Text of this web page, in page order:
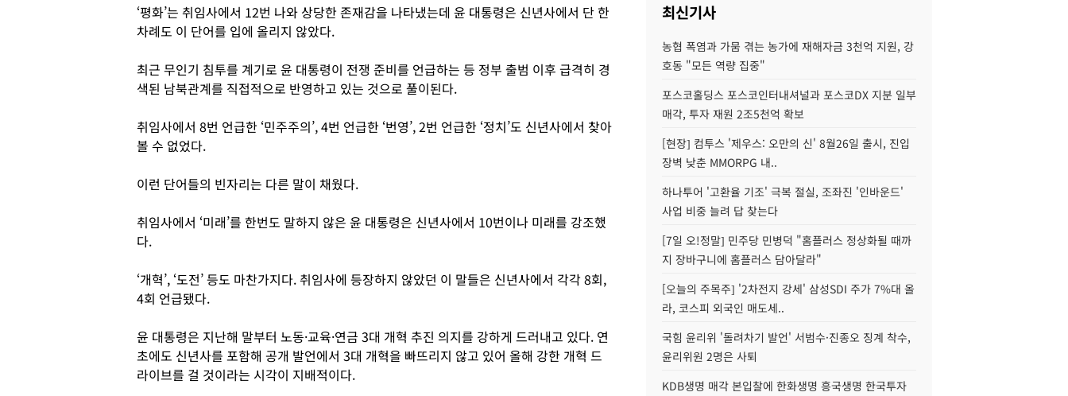
‘평화’는 취임사에서 12번 나와 상당한 존재감을 나타냈는데 윤 대통령은 신년사에서 단 한
차례도 이 단어를 입에 올리지 않았다.
최근 무인기 침투를 계기로 윤 대통령이 전쟁 준비를 언급하는 등 정부 출범 이후 급격히 경
색된 남북관계를 직접적으로 반영하고 있는 것으로 풀이된다.
취임사에서 8번 언급한 ‘민주주의’, 4번 언급한 ‘번영’, 2번 언급한 ‘정치’도 신년사에서 찾아
볼 수 없었다.
이런 단어들의 빈자리는 다른 말이 채웠다.
취임사에서 ‘미래’를 한번도 말하지 않은 윤 대통령은 신년사에서 10번이나 미래를 강조했
다.
‘개혁’, ‘도전’ 등도 마찬가지다. 취임사에 등장하지 않았던 이 말들은 신년사에서 각각 8회,
4회 언급됐다.
윤 대통령은 지난해 말부터 노동·교육·연금 3대 개혁 추진 의지를 강하게 드러내고 있다. 연
초에도 신년사를 포함해 공개 발언에서 3대 개혁을 빠뜨리지 않고 있어 올해 강한 개혁 드
라이브를 걸 것이라는 시각이 지배적이다.
최신기사
농협 폭염과 가뭄 겪는 농가에 재해자금 3천억 지원, 강
호동 "모든 역량 집중"
포스코홀딩스 포스코인터내셔널과 포스코DX 지분 일부
매각, 투자 재원 2조5천억 확보
[현장] 컴투스 '제우스: 오만의 신' 8월26일 출시, 진입
장벽 낮춘 MMORPG 내..
하나투어 '고환율 기조' 극복 절실, 조좌진 '인바운드'
사업 비중 늘려 답 찾는다
[7일 오!정말] 민주당 민병덕 "홈플러스 정상화될 때까
지 장바구니에 홈플러스 담아달라"
[오늘의 주목주] '2차전지 강세' 삼성SDI 주가 7%대 올
라, 코스피 외국인 매도세..
국힘 윤리위 '돌려차기 발언' 서범수·진종오 징계 착수,
윤리위원 2명은 사퇴
KDB생명 매각 본입찰에 한화생명 흥국생명 한국투자